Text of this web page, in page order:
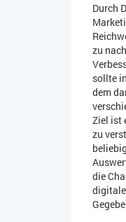
Durch
zu
sollte
dem
Ziel ist
zu
die